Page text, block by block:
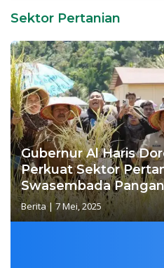
Sektor Pertanian
Gubernur Al Haris
Perkuat Sektor
Swasembada Pangan
Berita|7 Mei, 2025